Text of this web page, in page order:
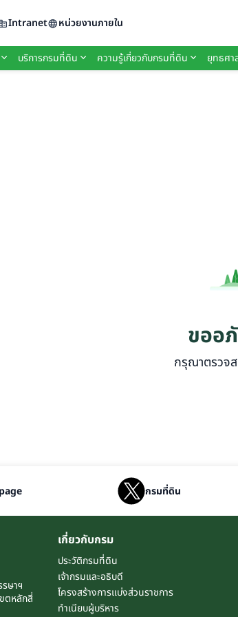
Intranet หน่วยงานภายใน
บริการกรมที่ดิน ความรู้เกี่ยวกับกรมที่ดิน ยุทธศา
ขออ
กรุณาตรวจ
กรมที่ดิน
ษาฯ
ตหลักสี่
เกี่ยวกับกรม
ประวัติกรมที่ดิน
เจ้ากรมและอธิบดี
โครงสร้างการแบ่งส่วนราชการ
ทำเนียบผู้บริหาร